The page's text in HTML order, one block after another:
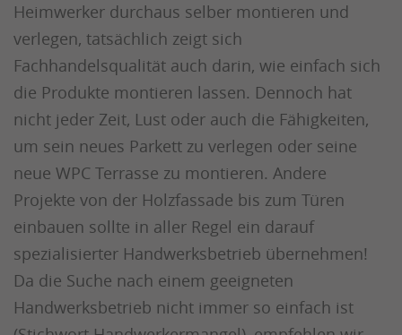
Heimwerker durchaus selber montieren und
verlegen, tatsächlich zeigt sich
Fachhandelsqualität auch darin, wie einfach sich
die Produkte montieren lassen. Dennoch hat
nicht jeder Zeit, Lust oder auch die Fähigkeiten,
um sein neues Parkett zu verlegen oder seine
neue WPC Terrasse zu montieren. Andere
Projekte von der Holzfassade bis zum Türen
einbauen sollte in aller Regel ein darauf
spezialisierter Handwerksbetrieb übernehmen!
Da die Suche nach einem geeigneten
Handwerksbetrieb nicht immer so einfach ist